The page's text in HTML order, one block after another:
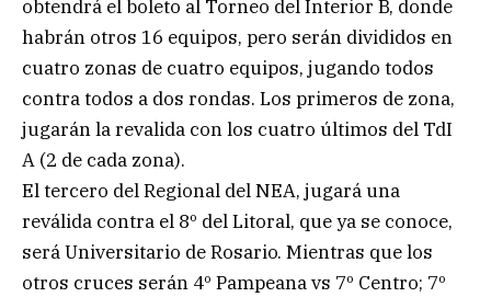
obtendrá el boleto al Torneo del Interior B, donde
habrán otros 16 equipos, pero serán divididos en
cuatro zonas de cuatro equipos, jugando todos
contra todos a dos rondas. Los primeros de zona,
jugarán la revalida con los cuatro últimos del TdI
A (2 de cada zona).
El tercero del Regional del NEA, jugará una
reválida contra el 8º del Litoral, que ya se conoce,
será Universitario de Rosario. Mientras que los
otros cruces serán 4º Pampeana vs 7º Centro; 7º